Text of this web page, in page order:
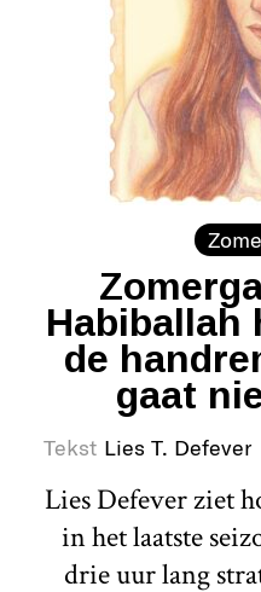
Habiballah
de
gaat
Tekst Lies T. Defever
Lies Defever ziet
in het laatste
drie uur lang